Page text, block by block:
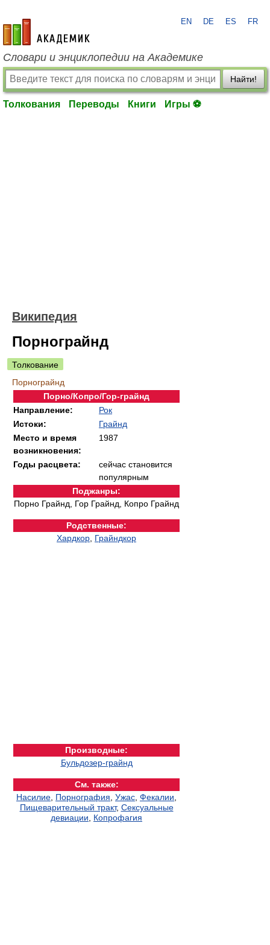
academic.ru
EN DE ES FR
Словари и энциклопедии на Академике
Найти!
Толкования Переводы Книги Игры ⚽
Википедия
Порнограйнд
Толкование
Порнограйнд
Порно/Копро/Гор-грайнд
Направление:
Рок
Истоки:
Грайнд
Место и время
возникновения:
1987
Годы расцвета:
сейчас становится
популярным
Поджанры:
Порно Грайнд, Гор Грайнд, Копро Грайнд
Родственные:
Хардкор Грайндкор
Производные:
Бульдозер-грайнд
См. также:
Насилие Порнография Ужас Фекалии
Пищеварительный тракт, Сексуальные
девиации
Копрофагия